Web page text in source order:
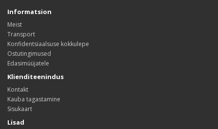
Informatsion
Meist
Transport
Konfidentsiaalsuse kokkulepe
Ostutingimused
Edasimüüjatele
Klienditeenindus
Kontakt
Kauba tagastamine
Sisukaart
Lisad